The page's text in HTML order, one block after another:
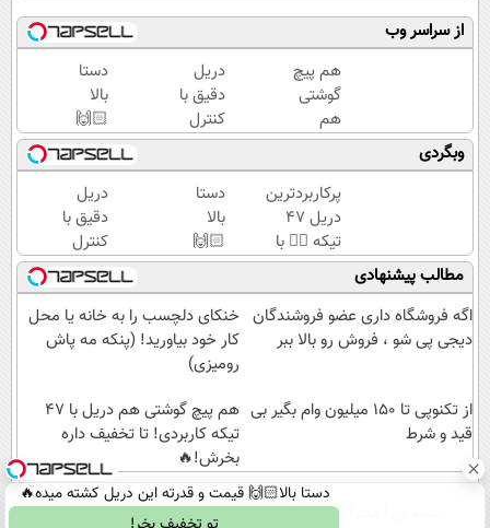
از سراسر وب
هم پیچ
گوشتی
هم
دریل با
47 تیکه
کاربردی!
تا
تخفیف
داره
بخرش!
🔥
دریل
دقیق با
کنترل
سرعت
اتوماتیک
🎯
(مجموعه
47عددی
+
تخفیف
ویژه)
دستا
بالا
🙌🏻
قیمت
و
قدرته
این
دریل
کشته
میده
🔥
وبگردی
پرکاربردترین
دریل 47
تیکه 👈🏻 با
کمترین
قیمت 🔥
دستا
بالا
🙌🏻
قیمت
و
قدرته
این
دریل
میده
🔥
دریل
دقیق با
کنترل
سرعت
اتوماتیک
🎯
(مجموعه
تخفیف
ویژه)
مطالب پیشنهادی
اگه فروشگاه داری عضو فروشندگان
دیجی پی شو ، فروش رو بالا ببر
خنکای دلچسب را به خانه یا محل
کار خود بیاورید! (پنکه مه پاش
رومیزی)
از تکنوپی تا 150 میلیون وام بگیر بی
قید و شرط
هم پیچ گوشتی هم دریل با 47
تیکه کاربردی! تا تخفیف داره
بخرش!🔥
دستا بالا🙌🏻 قیمت و قدرته این دریل کشته میده🔥
عصر ایران۲